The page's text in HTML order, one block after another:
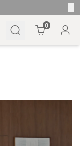
Cart0